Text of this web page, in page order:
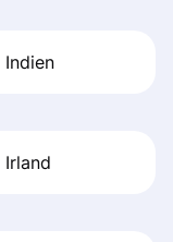
Indien
Irland